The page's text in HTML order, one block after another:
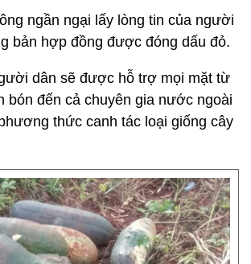
ngần ngại lấy lòng tin của người
bản hợp đồng được đóng dấu đỏ.
dân sẽ được hỗ trợ mọi mặt từ
bón đến cả chuyên gia nước ngoài
thức canh tác loại giống cây